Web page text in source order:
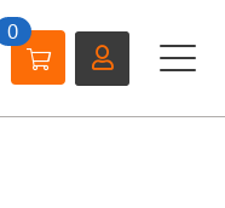
0